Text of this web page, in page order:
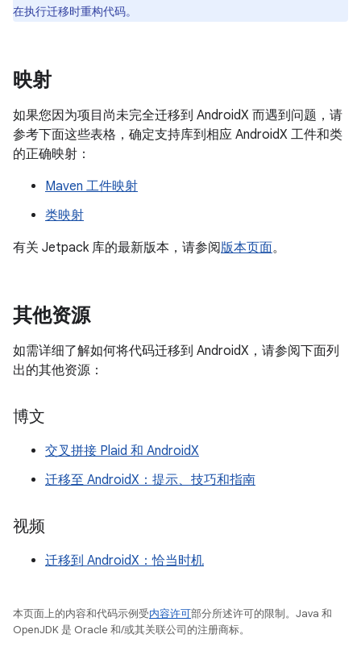
在执行迁移时重构代码。
映射
如果您因为项目尚未完全迁移到 AndroidX 而遇到问题，请
参考下面这些表格，确定支持库到相应 AndroidX 工件和类
的正确映射：
Maven 工件映射
类映射
有关 Jetpack 库的最新版本，请参阅版本页面。
其他资源
如需详细了解如何将代码迁移到 AndroidX，请参阅下面列
出的其他资源：
博文
交叉拼接 Plaid 和 AndroidX
迁移至 AndroidX：提示、技巧和指南
视频
迁移到 AndroidX：恰当时机
本页面上的内容和代码示例受内容许可部分所述许可的限制。Java 和
OpenJDK 是 Oracle 和/或其关联公司的注册商标。